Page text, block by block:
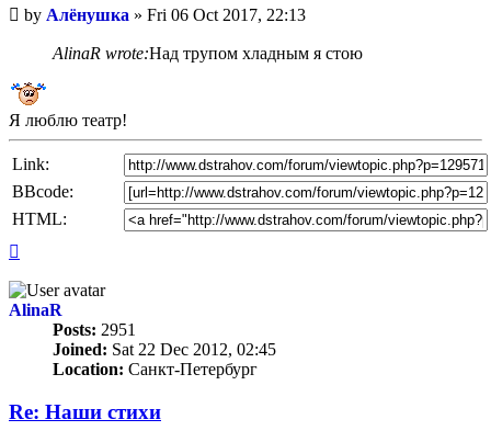
Unread
post
by Алёнушка » Fri 06 Oct 2017, 22:13
AlinaR wrote:Над трупом хладным я стою
Я люблю театр!
Link:
BBcode:
HTML:
AlinaR
Posts: 2951
Joined: Sat 22 Dec 2012, 02:45
Location: Санкт-Петербург
Re: Наши стихи